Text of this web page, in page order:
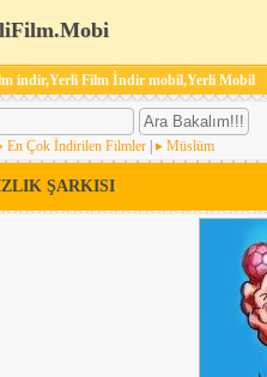
indir,Yerli Film İndir mobil,Yerli Mobil
En Çok İndirilen Filmler Müslüm
ŞARKISI